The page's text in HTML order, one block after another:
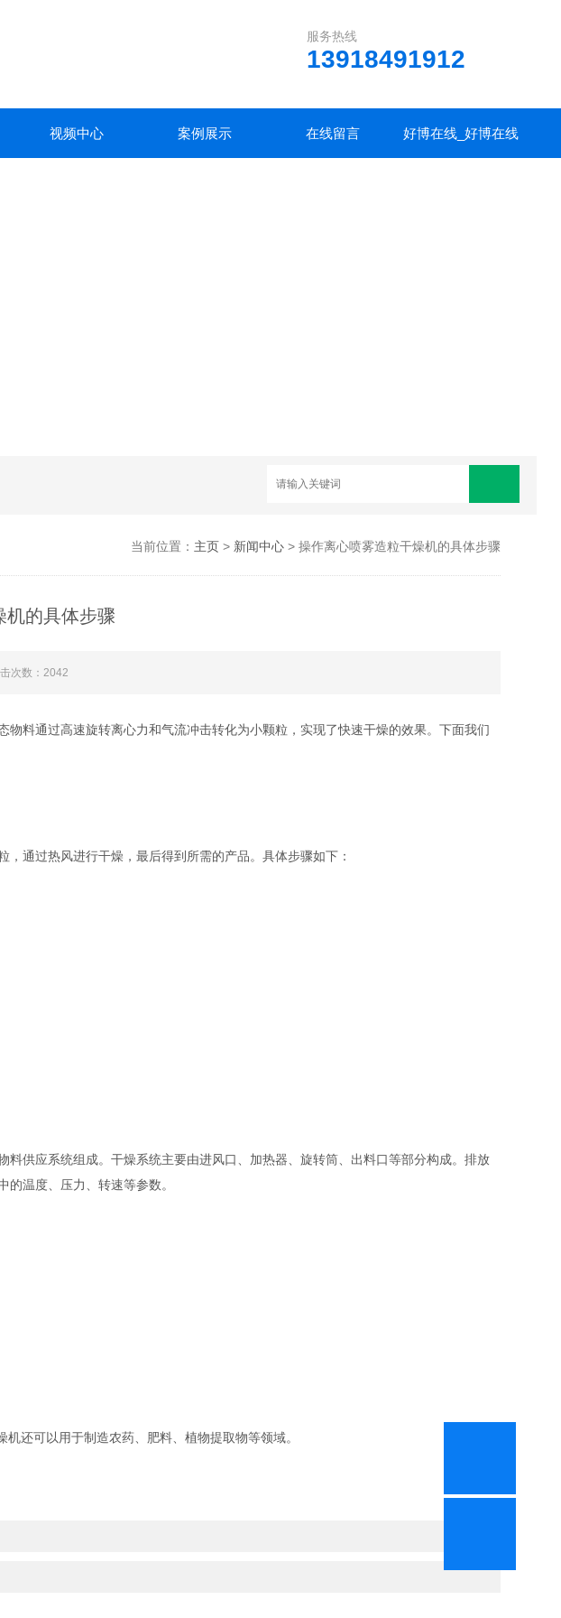
服务热线
13918491912
视频中心 案例展示 在线留言 好博在线_好博在线
当前位置： 主页> 新闻中心> 操作离心喷雾造粒干燥机的具体步骤
机的具体步骤
次数：2042
料通过高速旋转离心力和气流冲击转化为小颗粒，实现了快速干燥的效果。下面我们
通过热风进行干燥，最后得到所需的产品。具体步骤如下：
供应系统组成。干燥系统主要由进风口、加热器、旋转筒、出料口等部分构成。排放
温度、压力、转速等参数。
还可以用于制造农药、肥料、植物提取物等领域。